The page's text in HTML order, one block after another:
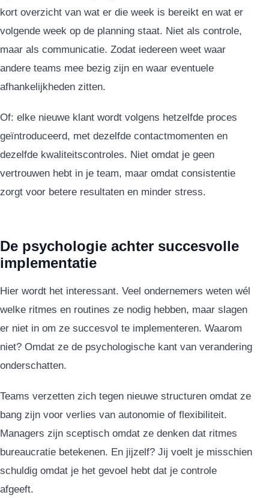
kort overzicht van wat er die week is bereikt en wat er
volgende week op de planning staat. Niet als controle,
maar als communicatie. Zodat iedereen weet waar
andere teams mee bezig zijn en waar eventuele
afhankelijkheden zitten.
Of: elke nieuwe klant wordt volgens hetzelfde proces
geïntroduceerd, met dezelfde contactmomenten en
dezelfde kwaliteitscontroles. Niet omdat je geen
vertrouwen hebt in je team, maar omdat consistentie
zorgt voor betere resultaten en minder stress.
De psychologie achter succesvolle
implementatie
Hier wordt het interessant. Veel ondernemers weten wél
welke ritmes en routines ze nodig hebben, maar slagen
er niet in om ze succesvol te implementeren. Waarom
niet? Omdat ze de psychologische kant van verandering
onderschatten.
Teams verzetten zich tegen nieuwe structuren omdat ze
bang zijn voor verlies van autonomie of flexibiliteit.
Managers zijn sceptisch omdat ze denken dat ritmes
bureaucratie betekenen. En jijzelf? Jij voelt je misschien
schuldig omdat je het gevoel hebt dat je controle
afgeeft.